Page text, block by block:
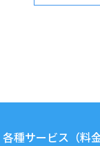
各種サービス（料